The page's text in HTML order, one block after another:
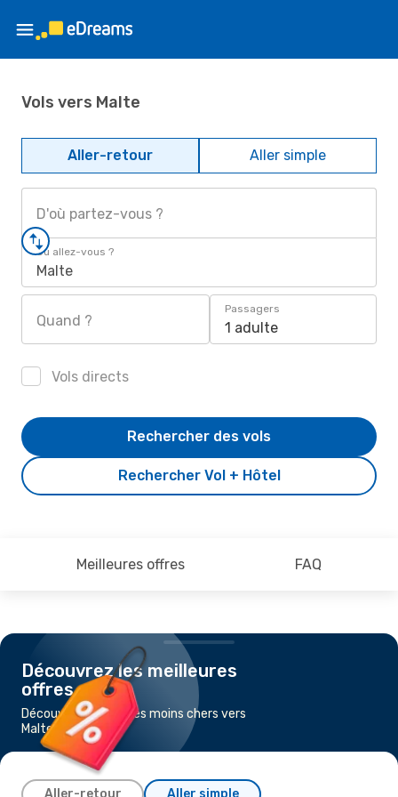
Vols vers Malte
Aller-retour Aller simple
D'où partez-vous ?
Où allez-vous ?
Malte
Quand ?
Passagers
1 adulte
Vols directs
Rechercher Vol + Hôtel
Rechercher des vols
Meilleures offres FAQ
Découvrez les meilleures
offres
Découvrez les vols les moins chers vers
Malte
Aller-retour Aller simple